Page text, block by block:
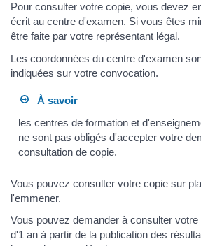
Pour consulter votre copie, vous devez
écrit au centre d'examen. Si vous êtes
être faite par votre représentant légal.
Les coordonnées du centre d'examen
indiquées sur votre convocation.
À savoir
les centres de formation et
ne sont pas obligés d'accepter votre
consultation de copie.
Vous pouvez consulter votre copie sur
l'emmener.
Vous pouvez demander à consulter
d'1 an à partir de la publication des